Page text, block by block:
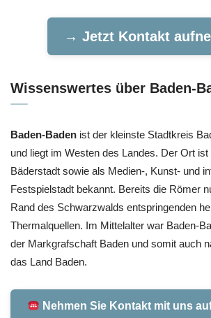
→ Jetzt Kontakt
Wissenswertes über Baden-
Baden-Baden ist der kleinste Stadtkreis
und liegt im Westen des Landes. Der Ort
Bäderstadt sowie als Medien-, Kunst- und
Festspielstadt bekannt. Bereits die Römer
Rand des Schwarzwalds entspringenden
Thermalquellen. Im Mittelalter war Baden-
der Markgrafschaft Baden und somit auch
das Land Baden.
Nehmen Sie Kontakt mit uns